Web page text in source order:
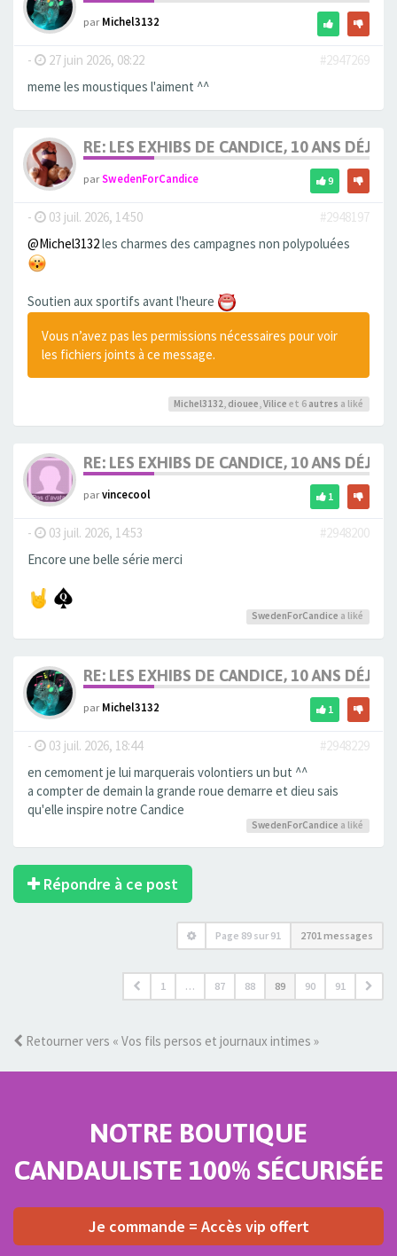
parMichel3132
- 27 juin 2026, 08:22
#2947269
meme les moustiques l'aiment ^^
RE: LES EXHIBS DE CANDICE, 10 ANS DÉJÀ,
parSwedenForCandice 9
- 03 juil. 2026, 14:50
#2948197
@Michel3132les charmes des campagnes non polypoluées
Soutien aux sportifs avant l'heure
Vous n’avez pas les permissions nécessaires pour voir
les fichiers joints à ce message.
Michel3132 diouee ,Vilice et 6 autres a liké
RE: LES EXHIBS DE CANDICE, 10 ANS DÉJÀ,
parvincecool 1
- 03 juil. 2026, 14:53
#2948200
Encore une belle série merci
SwedenForCandice a liké
RE: LES EXHIBS DE CANDICE, 10 ANS DÉJÀ,
parMichel3132 1
- 03 juil. 2026, 18:44
#2948229
en cemoment je lui marquerais volontiers un but ^^
a compter de demain la grande roue demarre et dieu sais
qu'elle inspire notre Candice
SwedenForCandice a liké
Répondre à ce post
Page 89 sur 91 2701 messages
1 … 87 88 89 90 91
Retourner vers « Vos fils persos et journaux intimes »
NOTRE BOUTIQUE
CANDAULISTE 100% SÉCURISÉE
Je commande = Accès vip offert